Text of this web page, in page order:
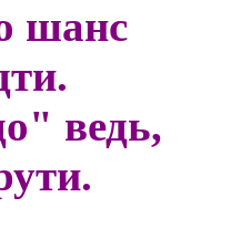
шанс
ведь,